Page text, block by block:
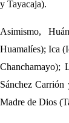
y Tayacaja).
Asimismo,
Huamalíes); Ica
Chanchamayo);
Sánchez
Madre de Dios